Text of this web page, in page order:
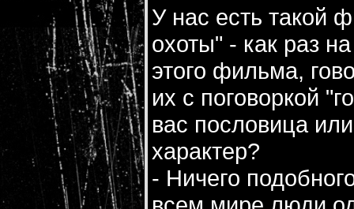
У нас есть такой
охоты" - как раз
этого фильма,
их с поговоркой
вас пословица
характер?
- Ничего